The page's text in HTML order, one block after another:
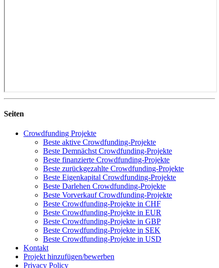
Seiten
Crowdfunding Projekte
Beste aktive Crowdfunding-Projekte
Beste Demnächst Crowdfunding-Projekte
Beste finanzierte Crowdfunding-Projekte
Beste zurückgezahlte Crowdfunding-Projekte
Beste Eigenkapital Crowdfunding-Projekte
Beste Darlehen Crowdfunding-Projekte
Beste Vorverkauf Crowdfunding-Projekte
Beste Crowdfunding-Projekte in CHF
Beste Crowdfunding-Projekte in EUR
Beste Crowdfunding-Projekte in GBP
Beste Crowdfunding-Projekte in SEK
Beste Crowdfunding-Projekte in USD
Kontakt
Projekt hinzufügen/bewerben
Privacy Policy